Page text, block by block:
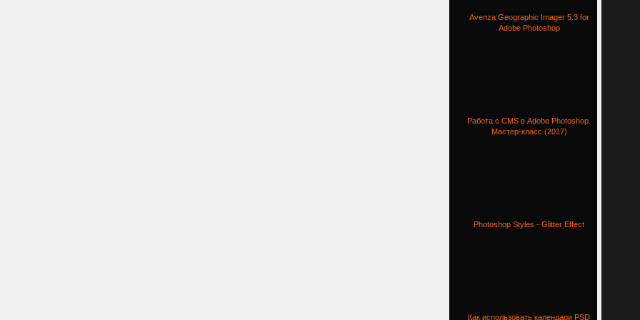
Avenza Geographic Imager 5.3 for
Adobe Photoshop
Работа с CMS в Adobe Photoshop.
Мастер-класс (2017)
Photoshop Styles - Glitter Effect
Как использовать календари PSD